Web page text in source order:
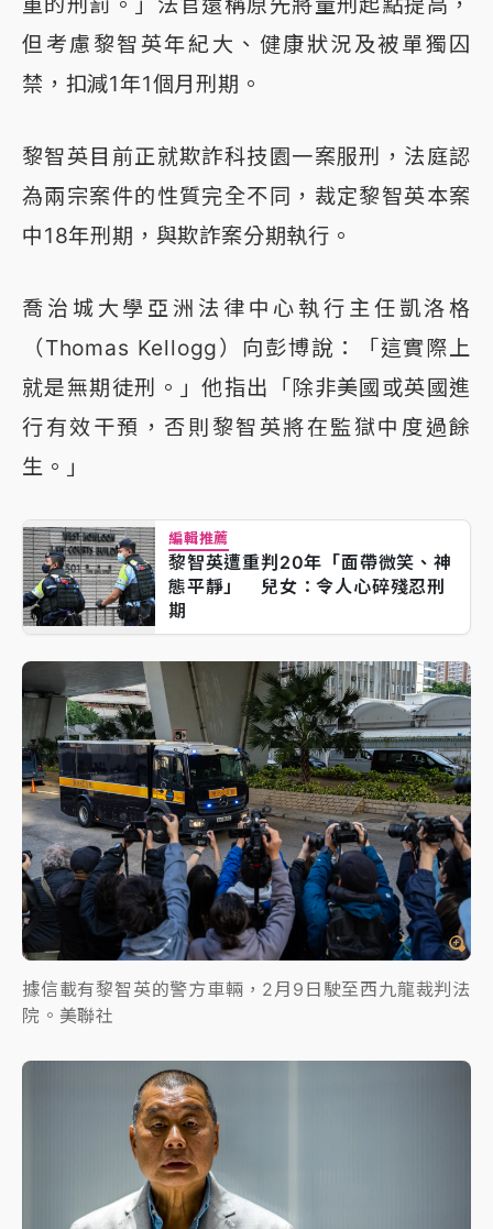
但考慮黎智英年紀大、健康狀況及被單獨囚
禁，扣減1年1個月刑期。
黎智英目前正就欺詐科技園一案服刑，法庭認
為兩宗案件的性質完全不同，裁定黎智英本案
中18年刑期，與欺詐案分期執行。
喬治城大學亞洲法律中心執行主任凱洛格
（Thomas Kellogg）向彭博說：「這實際上
就是無期徒刑。」他指出「除非美國或英國進
行有效干預，否則黎智英將在監獄中度過餘
生。」
編輯推薦
黎智英遭重判20年「面帶微笑、神
態平靜」 兒女：令人心碎殘忍刑
期
據信載有黎智英的警方車輛，2月9日駛至西九龍裁判法
院。美聯社